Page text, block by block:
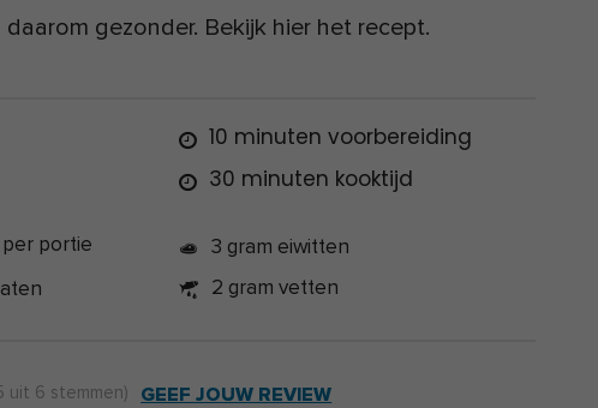
gezonder. Bekijk hier het recept.
10 minuten voorbereiding
30 minuten kooktijd
portie
3 gram eiwitten
2 gram vetten
uit 6 stemmen) GEEF JOUW REVIEW